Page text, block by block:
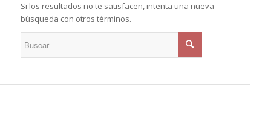
Si los resultados no te satisfacen, intenta una nueva
búsqueda con otros términos.